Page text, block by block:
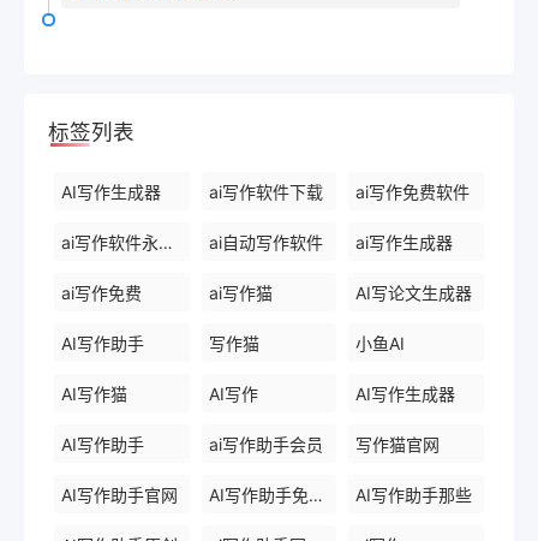
标签列表
AI写作生成器 ai写作软件下载 ai写作免费软件
ai写作软件永久免费版 ai自动写作软件 ai写作生成器
ai写作免费 ai写作猫 AI写论文生成器
AI写作助手 写作猫 小鱼AI
AI写作猫 AI写作 AI写作生成器
AI写作助手 ai写作助手会员 写作猫官网
AI写作助手官网 AI写作助手免费版 AI写作助手那些